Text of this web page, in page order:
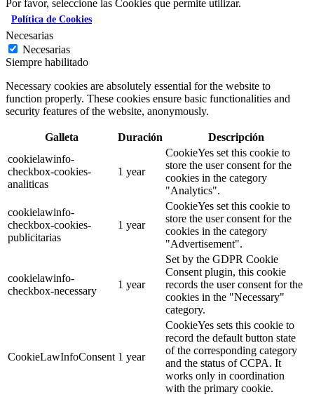
Por favor, seleccione las Cookies que permite utilizar.
Política de Cookies
Necesarias
Necesarias
Siempre habilitado
Necessary cookies are absolutely essential for the website to
function properly. These cookies ensure basic functionalities and
security features of the website, anonymously.
Galleta Duración
Descripción
cookielawinfo-
checkbox-cookies-
analiticas
1 year
CookieYes set this cookie to
store the user consent for the
cookies in the category
"Analytics".
cookielawinfo-
checkbox-cookies-
publicitarias
1 year
CookieYes set this cookie to
store the user consent for the
cookies in the category
"Advertisement".
cookielawinfo-
checkbox-necessary
1 year
Set by the GDPR Cookie
Consent plugin, this cookie
records the user consent for the
cookies in the "Necessary"
category.
CookieLawInfoConsent 1 year
CookieYes sets this cookie to
record the default button state
of the corresponding category
and the status of CCPA. It
works only in coordination
with the primary cookie.